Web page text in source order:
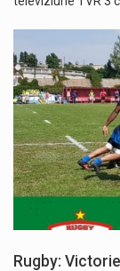
Rugby: